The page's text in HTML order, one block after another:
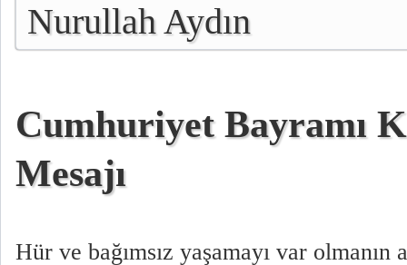
Nurullah Aydın
Cumhuriyet Bayramı
Mesajı
Hür ve bağımsız yaşamayı var olmanın